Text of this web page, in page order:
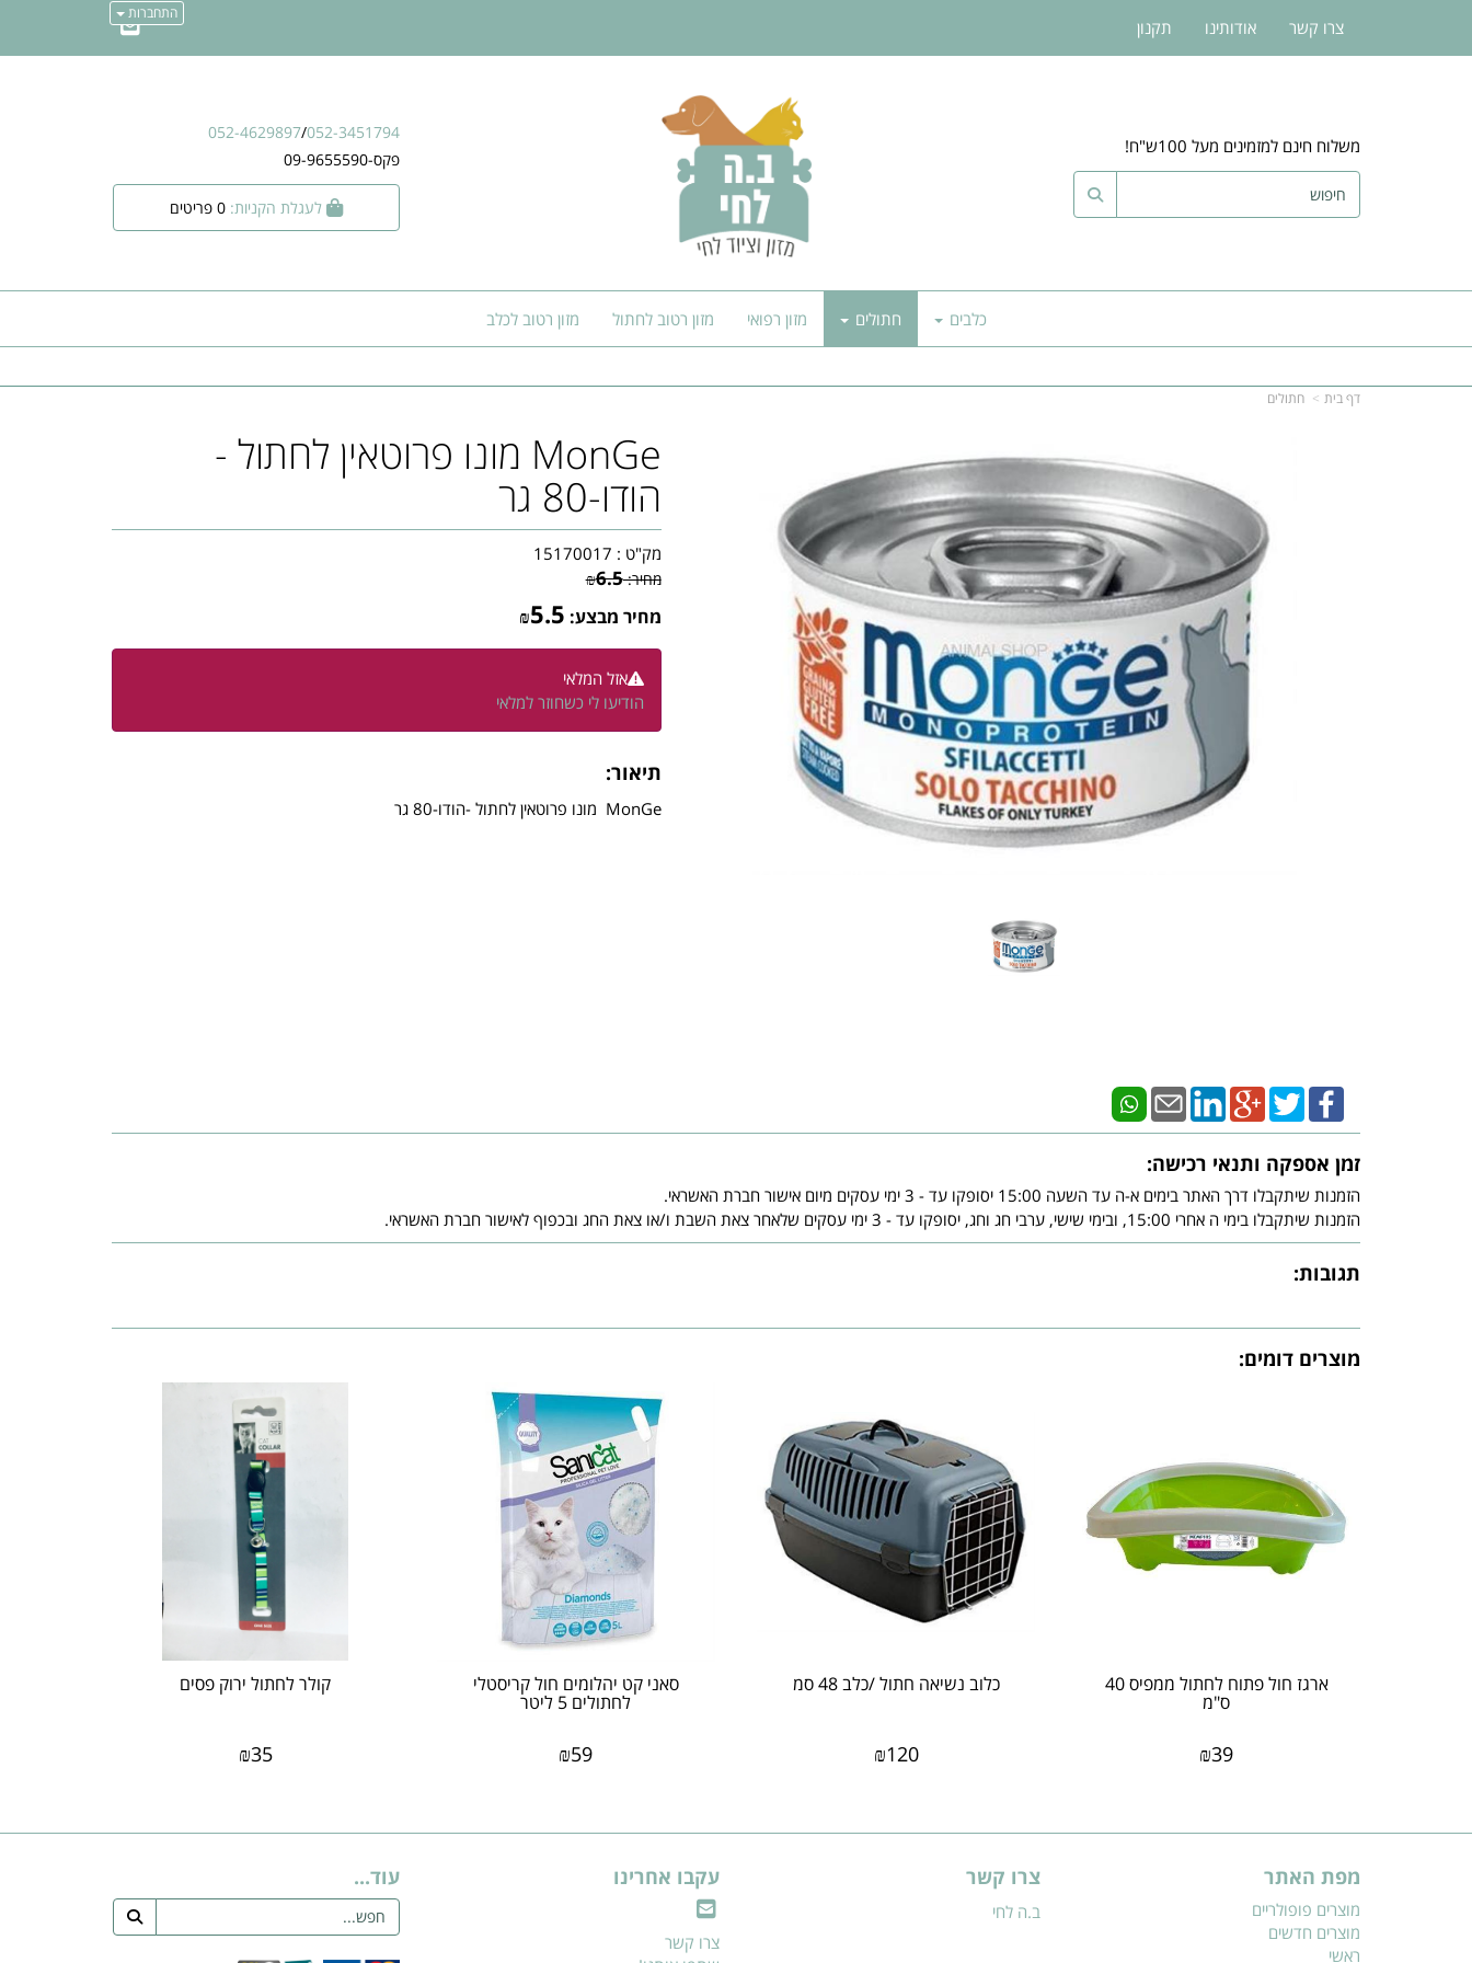
התחברות
משלוח חינם למזמינים מעל 100ש"ח!
052-4629897/052-3451794
פקס-09-9655590
0
כלבים חתולים מזון רפואי מזון רטוב לחתול מזון רטוב לכלב
צרו קשר אודותינו תקנון
דף בית חתולים
MonGe מונו פרוטאין לחתול -
הודו-80 גר
מק"ט : 15170017
מחיר: ₪6.5
מחיר מבצע: ₪5.5
אזל המלאי
הודיעו לי כשחוזר למלאי
תיאור:
MonGe מונו פרוטאין לחתול -הודו-80 גר
זמן אספקה ותנאי רכישה:
הזמנות שיתקבלו דרך האתר בימים א-ה עד השעה 15:00 יסופקו עד - 3 ימי עסקים מיום אישור חברת האשראי.
הזמנות שיתקבלו בימי ה אחרי 15:00, ובימי שישי, ערבי חג וחג, יסופקו עד - 3 ימי עסקים שלאחר צאת השבת ו/או צאת החג ובכפוף לאישור חברת האשראי.
תגובות:
מוצרים דומים:
ארגז חול פתוח לחתול ממפיס 40
ס"מ
₪39
כלוב נשיאה חתול /כלב 48 סמ
₪120
סאני קט יהלומים חול קריסטלי
לחתולים 5 ליטר
₪59
קולר לחתול ירוק פסים
₪35
מפת האתר
מוצרים פופולריים
מוצרים חדשים
ראשי
צרו קשר
ב.ה לחי
עקבו אחרינו
צרו קשר
עוד...